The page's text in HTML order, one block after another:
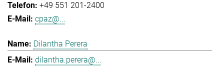
+49 551 201-2400
cpaz@...
Dilantha Perera
dilantha.perera@...